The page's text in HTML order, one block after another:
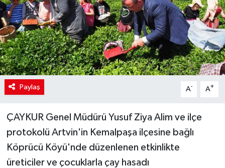
Paylaş A- A+
ÇAYKUR Genel Müdürü Yusuf Ziya Alim ve ilçe
protokolü Artvin'in Kemalpaşa ilçesine bağlı
Köprücü Köyü'nde düzenlenen etkinlikte
üreticiler ve çocuklarla çay hasadı